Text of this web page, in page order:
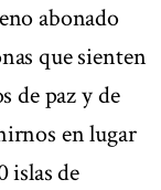
abonado
que sienten
de paz y de
en lugar
islas de